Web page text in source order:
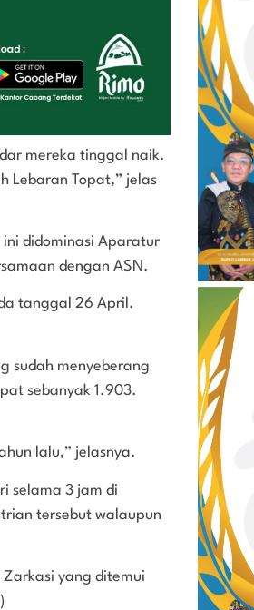
mereka tinggal naik.
Lebaran Topat,” jelas
ini didominasi Aparatur
dengan ASN.
tanggal 26 April.
sudah menyeberang
sebanyak 1.903.
lalu,” jelasnya.
selama 3 jam di
tersebut walaupun
yang ditemui